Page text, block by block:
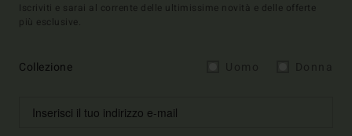
Iscriviti e sarai al corrente delle ultimissime novità e delle offerte
più esclusive.
Collezione